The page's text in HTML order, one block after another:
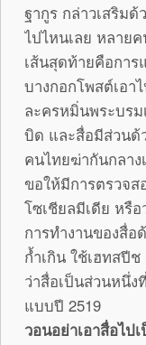
ฐากูร กล่าวเสริม
ไปไหนเลย หลาย
เส้นสุดท้ายคือกา
บางกอกโพสต์เอา
ละครหมิ่นพระบร
บิด และสื่อมีส่วนด้
คนไทยฆ่ากันกลา
ขอให้มีการตรวจส
โซเชียลมีเดีย หรื
การทำงานของสื่
ก้ำเกิน ใช้เฮทสปีช
ว่าสื่อเป็นส่วนหนึ่ง
แบบปี 2519
วอนอย่าเอาสื่อไป